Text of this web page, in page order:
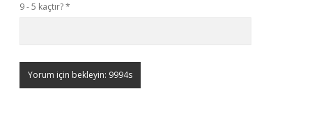
9 - 5 kaçtır?*